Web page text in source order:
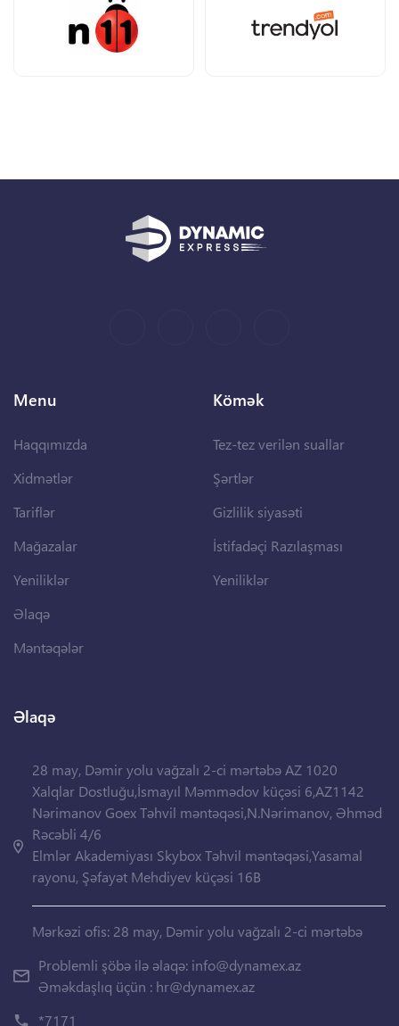
Menu
Haqqımızda
Xidmətlər
Tariflər
Mağazalar
Yeniliklər
Əlaqə
Məntəqələr
Kömək
Tez-tez verilən suallar
Şərtlər
Gizlilik siyasəti
İstifadəçi Razılaşması
Yeniliklər
Əlaqə
28 may, Dəmir yolu vağzalı 2-ci mərtəbə AZ 1020
Xalqlar Dostluğu,İsmayıl Məmmədov küçəsi 6,AZ1142
Nərimanov Goex Təhvil məntəqəsi,N.Nərimanov, Əhməd
Rəcəbli 4/6
Elmlər Akademiyası Skybox Təhvil məntəqəsi,Yasamal
rayonu, Şəfayət Mehdiyev küçəsi 16B
Mərkəzi ofis: 28 may, Dəmir yolu vağzalı 2-ci mərtəbə
Problemli şöbə ilə əlaqə: info@dynamex.az
Əməkdaşlıq üçün : hr@dynamex.az
*7171